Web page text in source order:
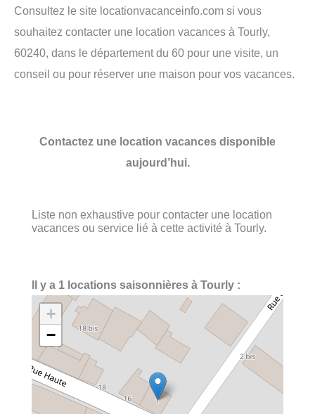
Consultez le site locationvacanceinfo.com si vous
souhaitez contacter une location vacances à Tourly,
60240, dans le département du 60 pour une visite, un
conseil ou pour réserver une maison pour vos vacances.
Contactez une location vacances disponible
aujourd’hui.
Liste non exhaustive pour contacter une location
vacances ou service lié à cette activité à Tourly.
Il y a 1 locations saisonnières à Tourly :
+
−